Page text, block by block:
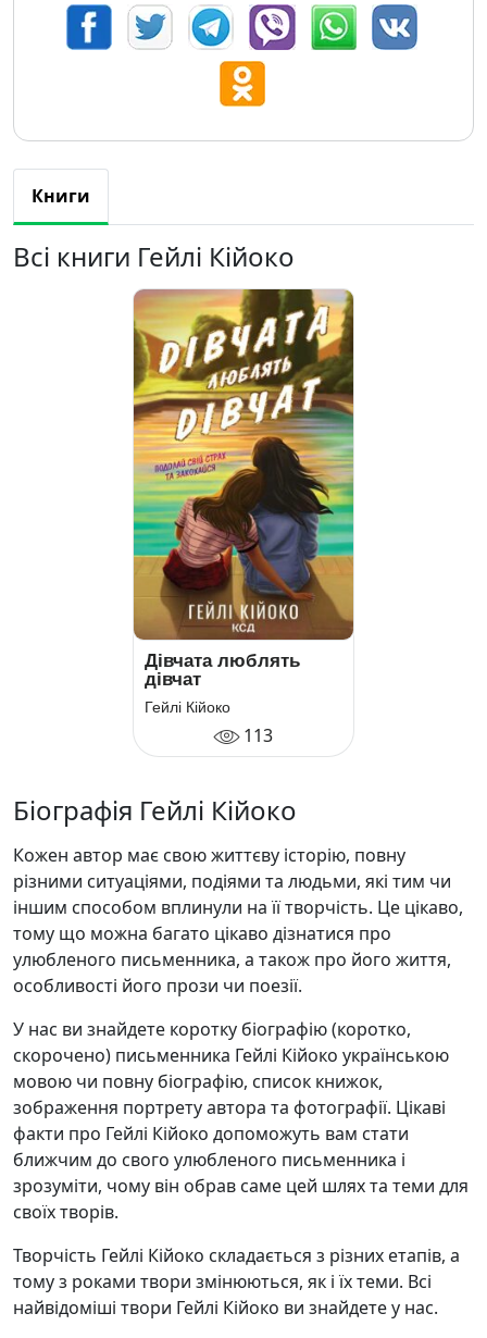
Книги
Всі книги Гейлі Кійоко
Дівчата люблять
дівчат
Гейлі Кійоко
113
Біографія Гейлі Кійоко
Кожен автор має свою життєву історію, повну
різними ситуаціями, подіями та людьми, які тим чи
іншим способом вплинули на її творчість. Це цікаво,
тому що можна багато цікаво дізнатися про
улюбленого письменника, а також про його життя,
особливості його прози чи поезії.
У нас ви знайдете коротку біографію (коротко,
скорочено) письменника Гейлі Кійоко українською
мовою чи повну біографію, список книжок,
зображення портрету автора та фотографії. Цікаві
факти про Гейлі Кійоко допоможуть вам стати
ближчим до свого улюбленого письменника і
зрозуміти, чому він обрав саме цей шлях та теми для
своїх творів.
Творчість Гейлі Кійоко складається з різних етапів, а
тому з роками твори змінюються, як і їх теми. Всі
найвідоміші твори Гейлі Кійоко ви знайдете у нас.